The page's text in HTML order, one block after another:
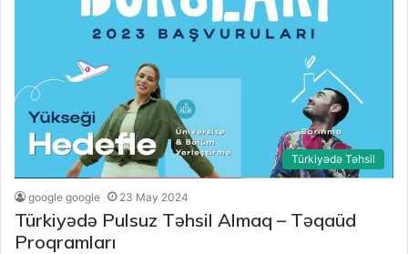
Türkiyədə Təhsil
google google 23 May 2024
Türkiyədə Pulsuz Təhsil Almaq – Təqaüd
Proqramları